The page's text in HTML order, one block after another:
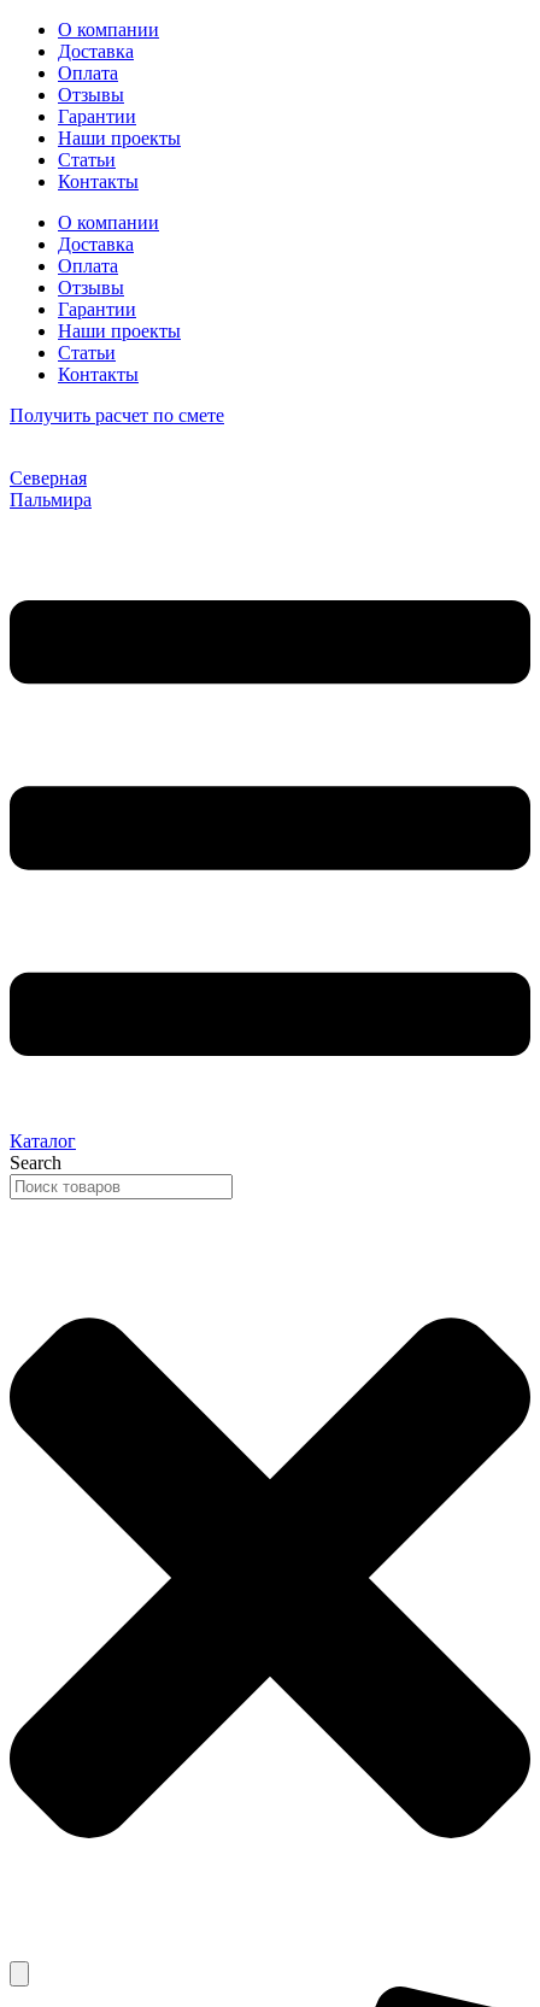
Перейти
содержимому
О компании
Доставка
Оплата
Отзывы
Гарантии
Наши проекты
Статьи
Контакты
О компании
Доставка
Оплата
Отзывы
Гарантии
Наши проекты
Статьи
Контакты
Получить расчет по смете
Северная
Пальмира
Каталог
Search